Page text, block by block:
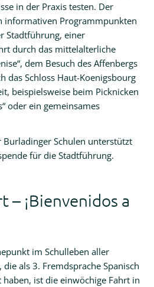
in der Praxis testen. Der
informativen Programmpunkten
Stadtführung, einer
durch das mittelalterliche
dem Besuch des Affenbergs
das Schloss Haut-Koenigsbourg
beispielsweise beim Picknicken
oder ein gemeinsames
Schulen unterstützt
für die Stadtführung.
– ¡Bienvenidos a
im Schulleben aller
die als 3. Fremdsprache Spanisch
haben, ist die einwöchige Fahrt in